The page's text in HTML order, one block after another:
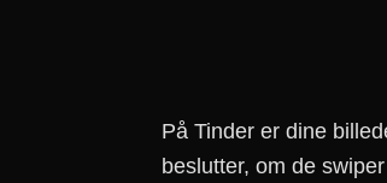
På Tinder er dine
beslutter, om de